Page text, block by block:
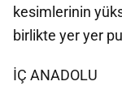
kesimlerinin
birlikte yer yer
İÇ ANADOLU